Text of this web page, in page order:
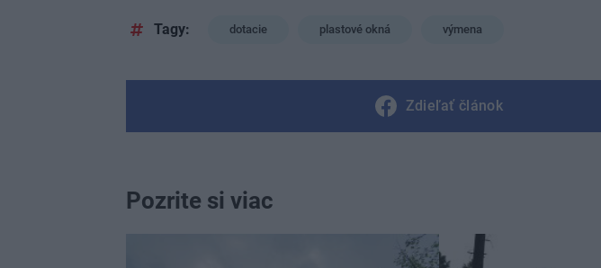
Tagy: dotacie plastové okná výmena
Zdieľať článok
Pozrite si viac